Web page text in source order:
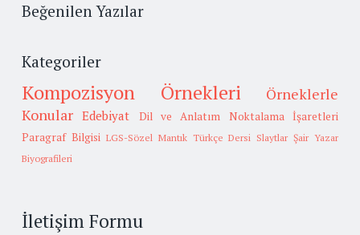
Beğenilen Yazılar
Kategoriler
Kompozisyon Örnekleri
Örneklerle
Konular Edebiyat Dil ve Anlatım
Noktalama İşaretleri
Paragraf Bilgisi LGS-Sözel Mantık Türkçe Dersi Slaytlar Şair Yazar
Biyografileri
İletişim Formu